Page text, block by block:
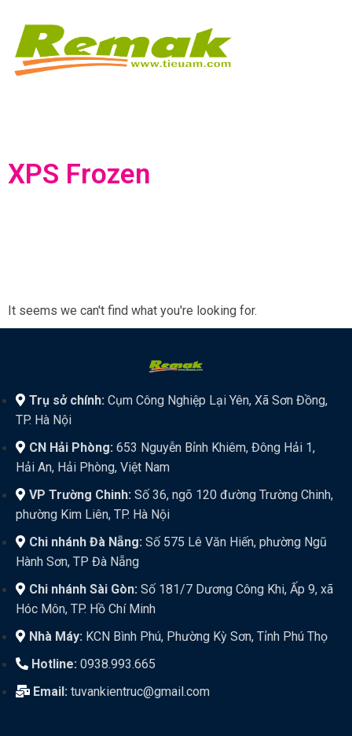
XPS Frozen
It seems we can't find what you're looking for.
Trụ sở chính: Cụm Công Nghiệp Lại Yên, Xã Sơn Đồng,
TP. Hà Nội
CN Hải Phòng: 653 Nguyễn Bỉnh Khiêm, Đông Hải 1,
Hải An, Hải Phòng, Việt Nam
VP Trường Chinh: Số 36, ngõ 120 đường Trường Chinh,
phường Kim Liên, TP. Hà Nội
Chi nhánh Đà Nẵng: Số 575 Lê Văn Hiến, phường Ngũ
Hành Sơn, TP Đà Nẵng
Chi nhánh Sài Gòn: Số 181/7 Dương Công Khi, Ấp 9, xã
Hóc Môn, TP. Hồ Chí Minh
Nhà Máy: KCN Bình Phú, Phường Kỳ Sơn, Tỉnh Phú Thọ
Hotline: 0938.993.665
Email: tuvankientruc@gmail.com